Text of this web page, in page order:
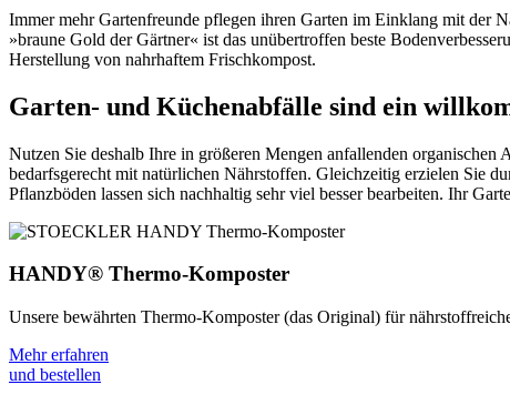
Immer mehr Gartenfreunde pflegen ihren Garten im Einklang mit der
»braune Gold der Gärtner« ist das unübertroffen beste
Herstellung von nahrhaftem Frischkompost.
Garten- und Küchenabfälle sind ein
Nutzen Sie deshalb Ihre in größeren Mengen anfallenden
bedarfsgerecht mit natürlichen Nährstoffen. Gleichzeitig erzielen Sie
Pflanzböden lassen sich nachhaltig sehr viel besser bearbeiten. Ihr
HANDY® Thermo-Komposter
Unsere bewährten Thermo-Komposter (das Original) für
Mehr erfahren
und bestellen